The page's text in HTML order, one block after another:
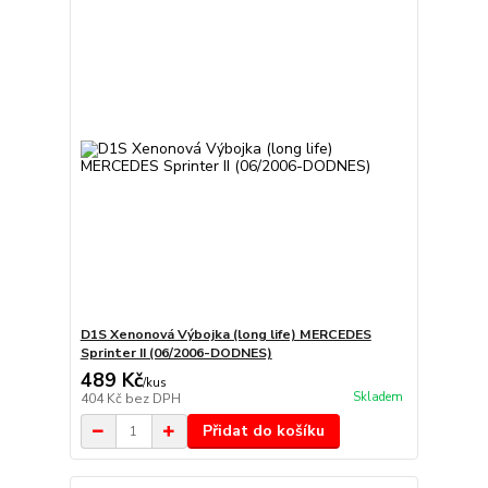
D1S Xenonová Výbojka (long life) MERCEDES
Sprinter II (06/2006-DODNES)
489 Kč/kus
404 Kč bez DPH Skladem
Přidat do košíku